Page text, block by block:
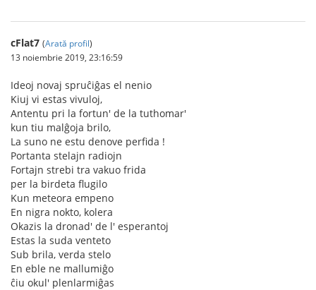
cFlat7 (Arată profil)
13 noiembrie 2019, 23:16:59
Ideoj novaj spruĉiĝas el nenio
Kiuj vi estas vivuloj,
Antentu pri la fortun' de la tuthomar'
kun tiu malĝoja brilo,
La suno ne estu denove perfida !
Portanta stelajn radiojn
Fortajn strebi tra vakuo frida
per la birdeta flugilo
Kun meteora empeno
En nigra nokto, kolera
Okazis la dronad' de l' esperantoj
Estas la suda venteto
Sub brila, verda stelo
En eble ne mallumiĝo
ĉiu okul' plenlarmiĝas